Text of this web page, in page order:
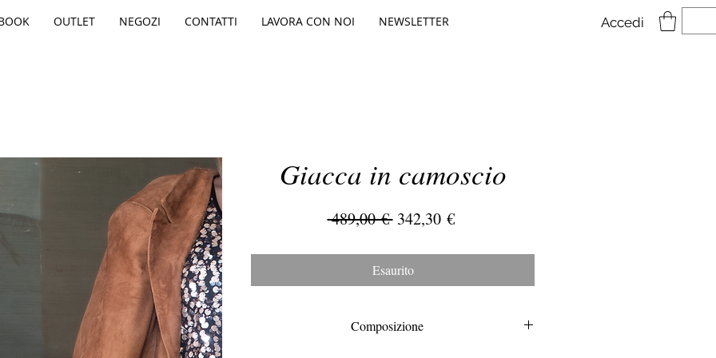
OUTLET NEGOZI CONTATTI LAVORA CON NOI NEWSLETTER Accedi
Giacca in camoscio
489,00 € Prezzo
342,30 €Prezzo
Esaurito
Composizione